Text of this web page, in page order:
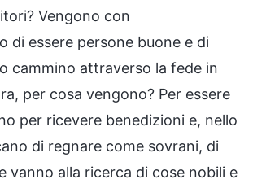
Vengono con
di essere persone buone e di
cammino attraverso la fede in
per cosa vengono? Per essere
per ricevere benedizioni e, nello
di regnare come sovrani, di
vanno alla ricerca di cose nobili e